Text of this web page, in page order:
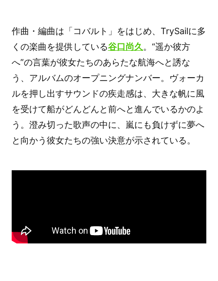
作曲・編曲は「コバルト」をはじめ、TrySailに多
くの楽曲を提供している谷口尚久。“遥か彼方
へ”の言葉が彼女たちのあらたな航海へと誘な
う、アルバムのオープニングナンバー。ヴォーカ
ルを押し出すサウンドの疾走感は、大きな帆に風
を受けて船がどんどんと前へと進んでいるかのよ
う。澄み切った歌声の中に、嵐にも負けずに夢へ
と向かう彼女たちの強い決意が示されている。